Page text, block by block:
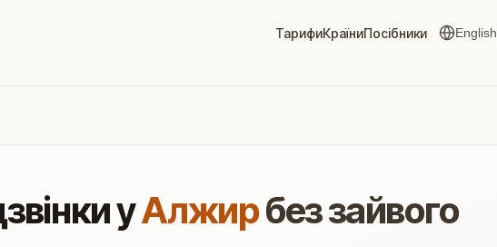
ТарифиКраїниПосібники English
уАлжирбез зайвого